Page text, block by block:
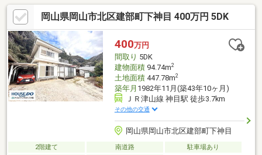
いたします。高い技術力とデザイン力で失敗しないリフォームを
実現。中古物件をリノベ・リフォームで蘇らせます。購入・買い
替え・購入+リノベーションなど、お気軽にご相談ください！お
問い合わせは【086-250-9005】または資料請求・来場予約ボタン
から。
岡山県岡山市北区建部町下神目 400万円 5DK
400万円
間取り 5DK
建物面積94.74m2
土地面積447.78m2
築年月 1982年11月(築43年10ヶ月)
ＪＲ津山線 神目駅 徒歩3.7km
その他の交通
岡山県岡山市北区建部町下神目
2階建て 南道路
駐車場あり